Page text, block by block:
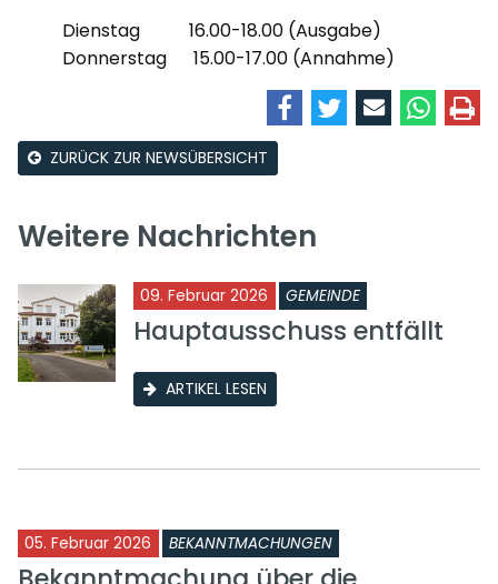
Dienstag 16.00-18.00 (Ausgabe)
Donnerstag 15.00-17.00 (Annahme)
ZURÜCK ZUR NEWSÜBERSICHT
Weitere Nachrichten
09. Februar 2026 GEMEINDE
Hauptausschuss entfällt
ARTIKEL LESEN
05. Februar 2026 BEKANNTMACHUNGEN